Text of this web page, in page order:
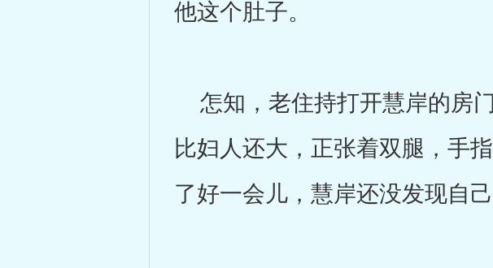
他这个肚子。
怎知，老住持打开慧岸的房
比妇人还大，正张着双腿，手
了好一会儿，慧岸还没发现自